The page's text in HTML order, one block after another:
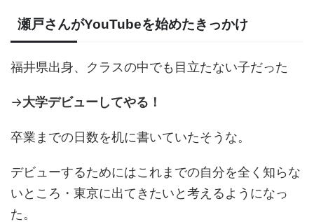
瀬戸さんがYouTubeを始めたきっかけ
福井県出身、クラスの中でも目立たない子だった
→大学デビューしてやる！
卒業までの日数を机に書いていたそうな。
デビューするためにはこれまでの自分を全く知らな
いところ・東京に出てきたいと考えるようになっ
た。